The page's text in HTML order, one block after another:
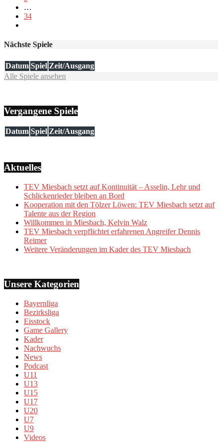
…
34
Nächste Spiele
Datum Spiel Zeit/Ausgang
Alle Spiele ansehen
Vergangene Spiele
Datum Spiel Zeit/Ausgang
Aktuelles
TEV Miesbach setzt auf Kontinuität – Asselin, Lehr und
Schlickenrieder bleiben an Bord
Kooperation mit den Tölzer Löwen: TEV Miesbach setzt auf
Talente aus der Region
Willkommen in Miesbach, Kelvin Walz
TEV Miesbach verpflichtet erfahrenen Angreifer Dennis
Reimer
Weitere Veränderungen im Kader des TEV Miesbach
Unsere Kategorien
Bayernliga
Bezirksliga
Eisstock
Game Gallery
Kader
Nachwuchs
News
Podcast
U11
U13
U15
U17
U20
U7
U9
Videos